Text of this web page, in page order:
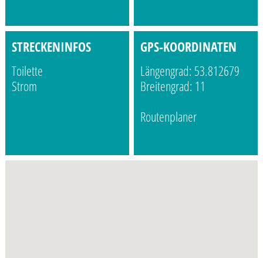
STRECKENINFOS
Toilette
Strom
GPS-KOORDINATEN
Längengrad: 53.812679
Breitengrad: 11
Routenplaner